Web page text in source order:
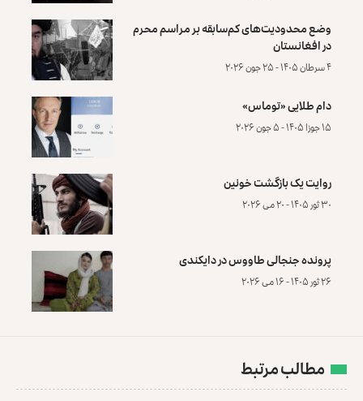
وضع محدودیت‌های کم‌سابقه بر مراسم محرم
در افغانستان
۴ سرطان ۱۴۰۵ - ۲۵ جون ۲۰۲۶
دام طلایی «توماس»
۱۵ جوزا ۱۴۰۵ - ۵ جون ۲۰۲۶
روایت یک بازگشت خونین
۳۰ ثور ۱۴۰۵ - ۲۰ می ۲۰۲۶
پرونده‌ جنجالی طاووس در دایکندی
۲۶ ثور ۱۴۰۵ - ۱۶ می ۲۰۲۶
مطالب مرتبط